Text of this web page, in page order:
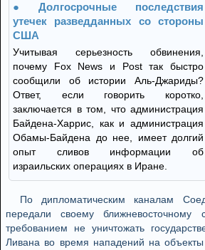
Долгосрочные последствия
утечек разведданных со стороны
США
Учитывая серьезность обвинения,
почему Fox News и Post так быстро
сообщили об истории Аль-Джариды?
Ответ, если говорить коротко,
заключается в том, что администрация
Байдена-Харрис, как и администрация
Обамы-Байдена до нее, имеет долгий
опыт сливов информации об
израильских операциях в Иране.
По дипломатическим каналам
передали своему ближневосточному
требованием не уничтожать
Ливана во время нападений на